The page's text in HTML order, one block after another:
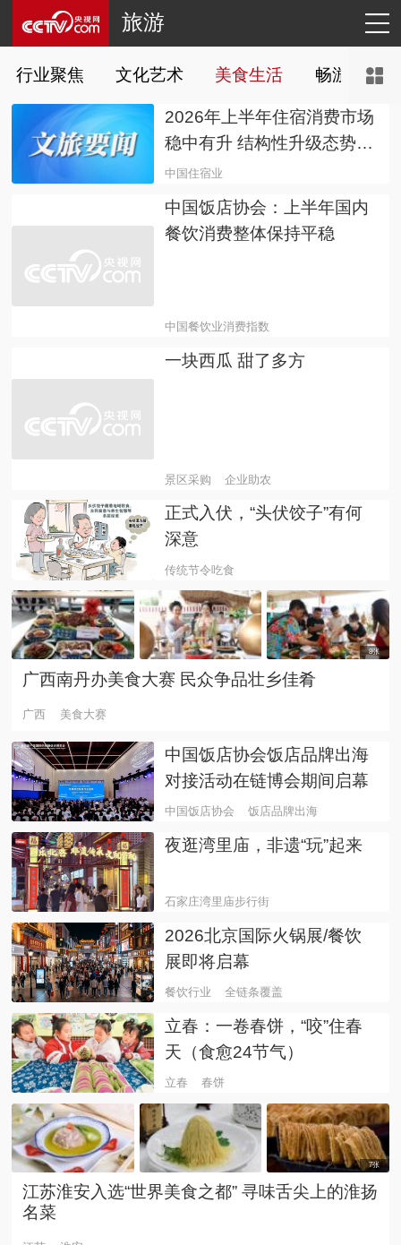
旅游
行业聚焦 文化艺术 美食生活 畅游天下
2026年上半年住宿消费市场
稳中有升 结构性升级态势持
续凸显
中国住宿业
中国饭店协会：上半年国内
餐饮消费整体保持平稳
中国餐饮业消费指数
一块西瓜 甜了多方
景区采购 企业助农
正式入伏，“头伏饺子”有何
深意
传统节令吃食
8张
广西南丹办美食大赛 民众争品壮乡佳肴
广西 美食大赛
中国饭店协会饭店品牌出海
对接活动在链博会期间启幕
中国饭店协会 饭店品牌出海
​夜逛湾里庙，非遗“玩”起来
石家庄湾里庙步行街
2026北京国际火锅展/餐饮
展即将启幕
餐饮行业 全链条覆盖
立春：一卷春饼，“咬”住春
天（食愈24节气）
立春 春饼
7张
江苏淮安入选“世界美食之都” 寻味舌尖上的淮扬
名菜